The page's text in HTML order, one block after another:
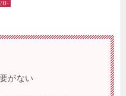
がない